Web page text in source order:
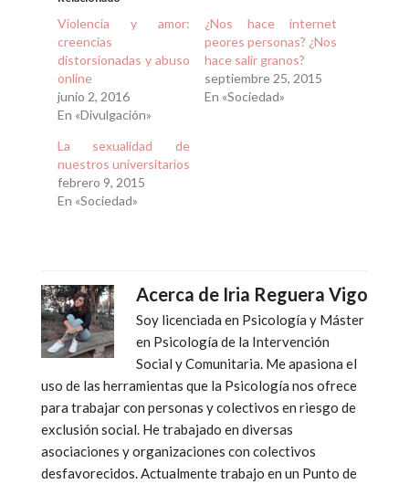
Violencia y amor:
creencias
distorsionadas y abuso
online
junio 2, 2016
En «Divulgación»
¿Nos hace internet
peores personas? ¿Nos
hace salir granos?
septiembre 25, 2015
En «Sociedad»
La sexualidad de
nuestros universitarios
febrero 9, 2015
En «Sociedad»
Acerca de Iria Reguera Vigo
Soy licenciada en Psicología y Máster
en Psicología de la Intervención
Social y Comunitaria. Me apasiona el
uso de las herramientas que la Psicología nos ofrece
para trabajar con personas y colectivos en riesgo de
exclusión social. He trabajado en diversas
asociaciones y organizaciones con colectivos
desfavorecidos. Actualmente trabajo en un Punto de